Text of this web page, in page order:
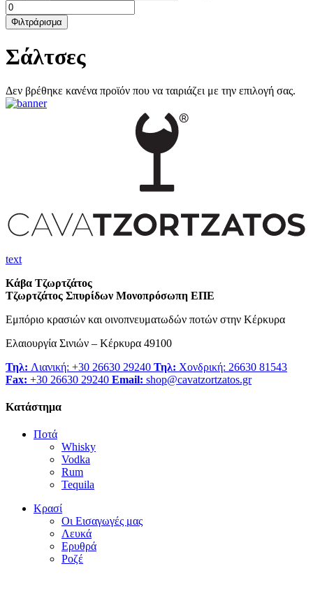
Φιλτράρισμα
Σάλτσες
Δεν βρέθηκε κανένα προϊόν που να ταιριάζει με την επιλογή σας.
text
Κάβα Τζωρτζάτος
Τζωρτζάτος Σπυρίδων Μονοπρόσωπη ΕΠΕ
Εμπόριο κρασιών και οινοπνευματωδών ποτών στην Κέρκυρα
Ελαιουργία Σινιών – Κέρκυρα 49100
Τηλ: Λιανική: +30 26630 29240 Τηλ: Χονδρική: 26630 81543
Fax: +30 26630 29240 Email: shop@cavatzortzatos.gr
Κατάστημα
Ποτά
Whisky
Vodka
Rum
Tequila
Κρασί
Οι Εισαγωγές μας
Λευκά
Ερυθρά
Ροζέ